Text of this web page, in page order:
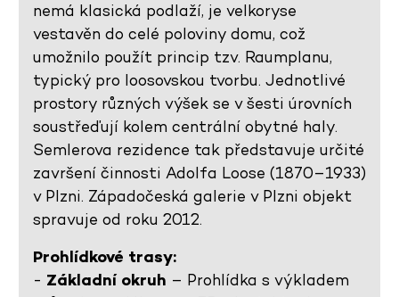
nemá klasická podlaží, je velkoryse
vestavěn do celé poloviny domu, což
umožnilo použít princip tzv. Raumplanu,
typický pro loosovskou tvorbu. Jednotlivé
prostory různých výšek se v šesti úrovních
soustřeďují kolem centrální obytné haly.
Semlerova rezidence tak představuje určité
završení činnosti Adolfa Loose (1870–1933)
v Plzni. Západočeská galerie v Plzni objekt
spravuje od roku 2012.
Prohlídkové trasy:
- Základní okruh – Prohlídka s výkladem